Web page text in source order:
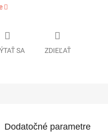
SA ZDIEĽAŤ
Dodatočné parametre